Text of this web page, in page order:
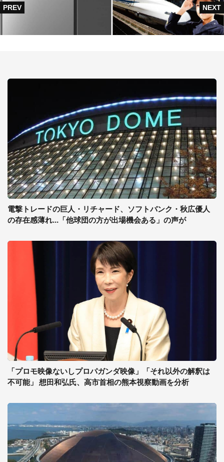
電撃トレードの巨人・リチャード、ソフトバンク・秋広優人
の存在感薄れ...「他球団の方が出場機会ある」の声が
「プロモ映像ないしプロパガンダ映像」「それ以外の解釈は
不可能」 想田和弘氏、高市首相の熊本視察動画を分析